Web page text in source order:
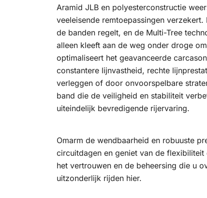
Aramid JLB en polyesterconstructie
veeleisende remtoepassingen
de banden regelt, en de Multi-Tree
alleen kleeft aan de weg onder droge
optimaliseert het geavanceerde
constantere lijnvastheid, rechte
verleggen of door onvoorspelbare
band die de veiligheid en stabiliteit
uiteindelijk bevredigende rijervaring.
Omarm de wendbaarheid en robuuste
circuitdagen en geniet van de
het vertrouwen en de beheersing die u
uitzonderlijk rijden hier.